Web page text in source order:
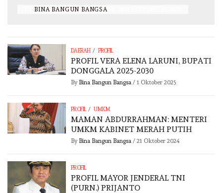
BINA BANGUN BANGSA
DAERAH / PROFIL
PROFIL VERA ELENA LARUNI, BUPATI
DONGGALA 2025-2030
By Bina Bangun Bangsa / 1 Oktober 2025
PROFIL / UMKM
MAMAN ABDURRAHMAN: MENTERI
UMKM KABINET MERAH PUTIH
By Bina Bangun Bangsa / 21 Oktober 2024
PROFIL
PROFIL MAYOR JENDERAL TNI
(PURN.) PRIJANTO